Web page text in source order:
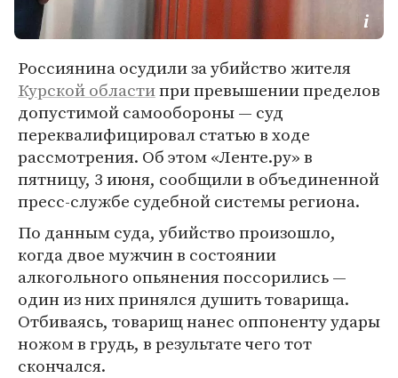
Россиянина осудили за убийство жителя
Курской областипри превышении пределов
допустимой самообороны — суд
переквалифицировал статью в ходе
рассмотрения. Об этом «Ленте.ру» в
пятницу, 3 июня, сообщили в объединенной
пресс-службе судебной системы региона.
По данным суда, убийство произошло,
когда двое мужчин в состоянии
алкогольного опьянения поссорились —
один из них принялся душить товарища.
Отбиваясь, товарищ нанес оппоненту удары
ножом в грудь, в результате чего тот
скончался.